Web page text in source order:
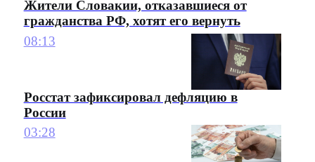
Жители Словакии, отказавшиеся от
гражданства РФ, хотят его вернуть
08:13
Росстат зафиксировал дефляцию в
России
03:28